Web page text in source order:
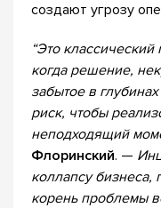
создают угрозу
“Это
когда решение,
забытое в
риск, чтобы
неподходящий
Флоринский. —
коллапсу бизнеса,
корень проблемы